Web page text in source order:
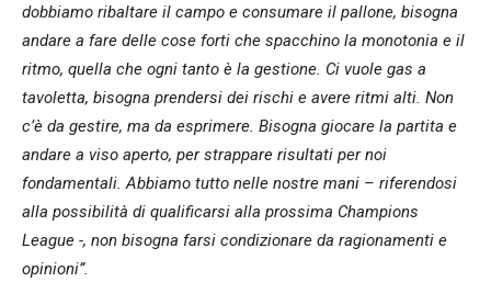
dobbiamo ribaltare il campo e consumare il pallone, bisogna
andare a fare delle cose forti che spacchino la monotonia e il
ritmo, quella che ogni tanto è la gestione. Ci vuole gas a
tavoletta, bisogna prendersi dei rischi e avere ritmi alti. Non
c’è da gestire, ma da esprimere. Bisogna giocare la partita e
andare a viso aperto, per strappare risultati per noi
fondamentali. Abbiamo tutto nelle nostre mani – riferendosi
alla possibilità di qualificarsi alla prossima Champions
League -, non bisogna farsi condizionare da ragionamenti e
opinioni”.